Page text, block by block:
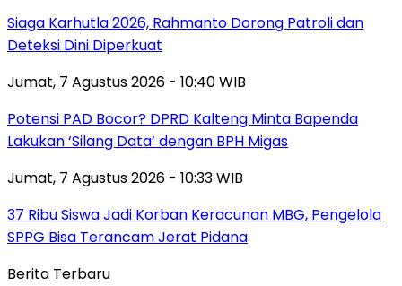
Siaga Karhutla 2026, Rahmanto Dorong Patroli dan
Deteksi Dini Diperkuat
Jumat, 7 Agustus 2026 - 10:40 WIB
Potensi PAD Bocor? DPRD Kalteng Minta Bapenda
Lakukan ‘Silang Data’ dengan BPH Migas
Jumat, 7 Agustus 2026 - 10:33 WIB
37 Ribu Siswa Jadi Korban Keracunan MBG, Pengelola
SPPG Bisa Terancam Jerat Pidana
Berita Terbaru